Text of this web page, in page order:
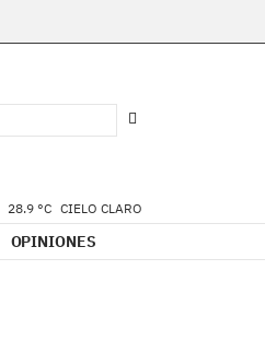
28.9 °C CIELO CLARO
OPINIONES